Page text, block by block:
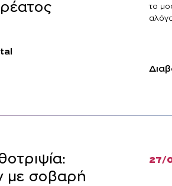
το
με σοβαρή
27/